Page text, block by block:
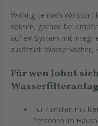
Wichtig: Je nach Wohnort
spielen, gerade bei
auf ein System mit
zusätzlich
Für wen lohnt
Für Familien mit
Personen im